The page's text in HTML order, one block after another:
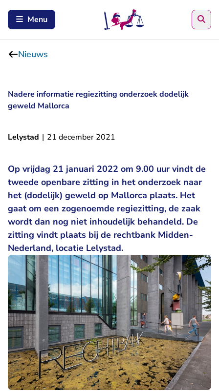
Menu
Nieuws
Nadere informatie regiezitting onderzoek dodelijk
geweld Mallorca
Lelystad | 21 december 2021
Op vrijdag 21 januari 2022 om 9.00 uur vindt de
tweede openbare zitting in het onderzoek naar
het (dodelijk) geweld op Mallorca plaats. Het
gaat om een zogenoemde regiezitting, de zaak
wordt dan nog niet inhoudelijk behandeld. De
zitting vindt plaats bij de rechtbank Midden-
Nederland, locatie Lelystad.